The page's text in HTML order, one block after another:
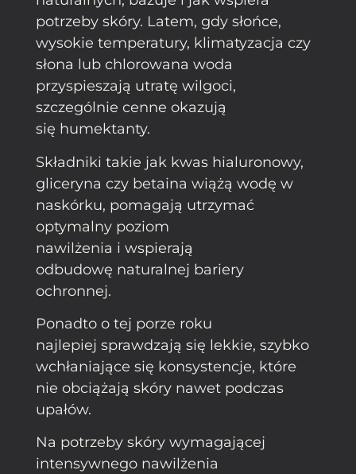
potrzeby skóry. Latem, gdy słońce,
wysokie temperatury, klimatyzacja czy
słona lub chlorowana woda
przyspieszają utratę wilgoci,
szczególnie cenne okazują
się humektanty.
Składniki takie jak kwas hialuronowy,
gliceryna czy betaina wiążą wodę w
naskórku, pomagają utrzymać
optymalny poziom
nawilżenia i wspierają
odbudowę naturalnej bariery
ochronnej.
Ponadto o tej porze roku
najlepiej sprawdzają się lekkie, szybko
wchłaniające się konsystencje, które
nie obciążają skóry nawet podczas
upałów.
Na potrzeby skóry wymagającej
intensywnego nawilżenia